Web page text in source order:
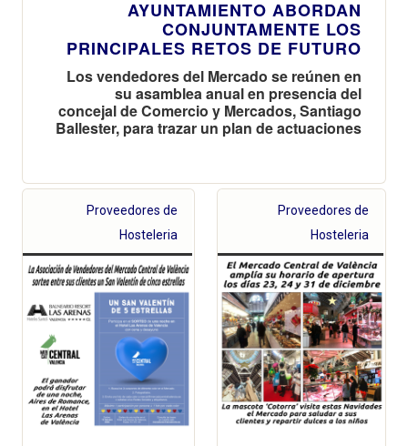
AYUNTAMIENTO ABORDAN
CONJUNTAMENTE LOS
PRINCIPALES RETOS DE FUTURO
Los vendedores del Mercado se reúnen en
su asamblea anual en presencia del
concejal de Comercio y Mercados, Santiago
Ballester, para trazar un plan de actuaciones
Proveedores de
Hosteleria
Proveedores de
Hosteleria